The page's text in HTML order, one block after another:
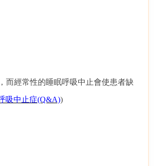
而經常性的睡眠呼吸中止會使患者缺
吸中止症(Q&A))